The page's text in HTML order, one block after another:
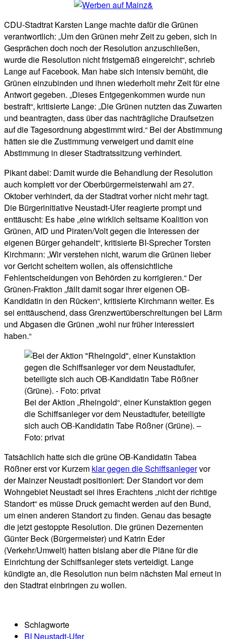
CDU-Stadtrat Karsten Lange machte dafür die Grünen
verantwortlich: „Um den Grünen mehr Zeit zu geben, sich in
Gesprächen doch noch der Resolution anzuschließen,
wurde die Resolution nicht fristgemäß eingereicht“, schrieb
Lange auf Facebook. Man habe sich intensiv bemüht, die
Grünen einzubinden und ihnen wiederholt mehr Zeit für eine
Antwort gegeben. „Dieses Entgegenkommen wurde nun
bestraft“, kritisierte Lange: „Die Grünen nutzten das Zuwarten
und beantragten, dass über das nachträgliche Draufsetzen
auf die Tagesordnung abgestimmt wird.“ Bei der Abstimmung
hätten sie die Zustimmung verweigert und damit eine
Abstimmung in dieser Stadtratssitzung verhindert.
Pikant dabei: Damit wurde die Behandlung der Resolution
auch komplett vor der Oberbürgermeisterwahl am 27.
Oktober verhindert, da der Stadtrat vorher nicht mehr tagt.
Die Bürgerinitiative Neustadt-Ufer reagierte prompt und
enttäuscht: Es habe „eine wirklich seltsame Koalition von
Grünen, AfD und Piraten/Volt gegen die Interessen der
eigenen Bürger gehandelt“, kritisierte BI-Sprecher Torsten
Kirchmann: „Wir verstehen nicht, warum die Grünen lieber
vor Gericht scheitern wollen, als offensichtliche
Fehlentscheidungen von Behörden zu korrigieren.“ Der
Grünen-Fraktion „fällt damit sogar ihrer eigenen OB-
Kandidatin in den Rücken“, kritisierte Kirchmann weiter. Es
sei enttäuschend, dass Grenzwertüberschreitungen bei Lärm
und Abgasen die Grünen „wohl nur früher interessiert
haben.“
Bei der Aktion „Rheingold“, einer Kunstaktion gegen
die Schiffsanleger vor dem Neustadtufer, beteiligte
sich auch OB-Kandidatin Tabe Rößner (Grüne). –
Foto: privat
Tatsächlich hatte sich die grüne OB-Kandidatin Tabea
Rößner erst vor Kurzem klar gegen die Schiffsanlegervor
der Mainzer Neustadt positioniert: Der Standort vor dem
Wohngebiet Neustadt sei ihres Erachtens „nicht der richtige
Standort“ es müsse Druck gemacht werden auf den Bund,
um einen anderen Standort zu finden. Genau das besagte
die jetzt gestoppte Resolution. Die grünen Dezernenten
Günter Beck (Bürgermeister) und Katrin Eder
(Verkehr/Umwelt) hatten bislang aber die Pläne für die
Einrichtung der Schiffsanleger stets verteidigt. Lange
kündigte an, die Resolution nun beim nächsten Mal erneut in
den Stadtrat einbringen zu wollen.
Schlagworte
BI Neustadt-Ufer